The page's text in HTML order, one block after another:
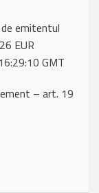
emitentul
EUR
GMT
– art. 19